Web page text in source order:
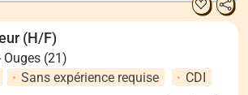
(H/F)
Ouges (21)
Sans expérience requise CDI